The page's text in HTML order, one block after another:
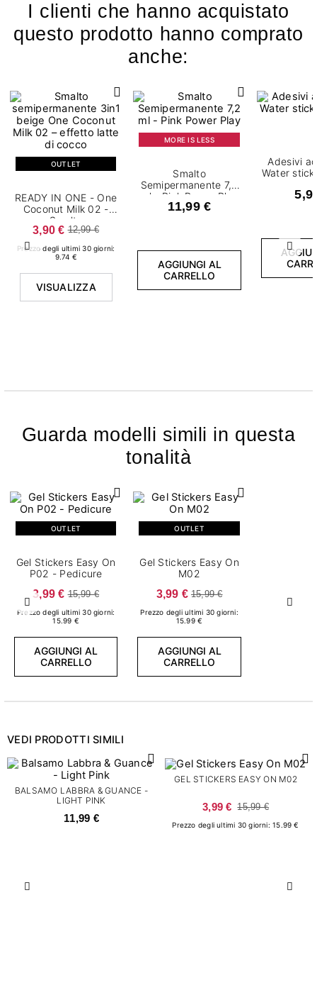
I clienti che hanno acquistato
questo prodotto hanno comprato
anche:
Precedente
OUTLET
READY IN ONE - One
Coconut Milk 02 -
Smalto
semipermanente 7,2
ml
3,90 € 12,99 €
Prezzo degli ultimi 30 giorni:
9.74 €
VISUALIZZA
MORE IS LESS
Smalto
Semipermanente 7,2
ml - Pink Power Play
11,99 €
AGGIUNGI AL
CARRELLO
Adesivi
Water
Guarda modelli simili in questa
tonalità
Precedente
OUTLET
Gel Stickers Easy On
P02 - Pedicure
3,99 € 15,99 €
Prezzo degli ultimi 30 giorni:
15.99 €
AGGIUNGI AL
CARRELLO
OUTLET
Gel Stickers Easy On
M02
3,99 € 15,99 €
Prezzo degli ultimi 30 giorni:
15.99 €
AGGIUNGI AL
CARRELLO
VEDI PRODOTTI SIMILI
Precedente
BALSAMO LABBRA & GUANCE -
LIGHT PINK
11,99 €
GEL STICKERS EASY ON M02
3,99 € 15,99 €
Prezzo degli ultimi 30 giorni: 15.99 €